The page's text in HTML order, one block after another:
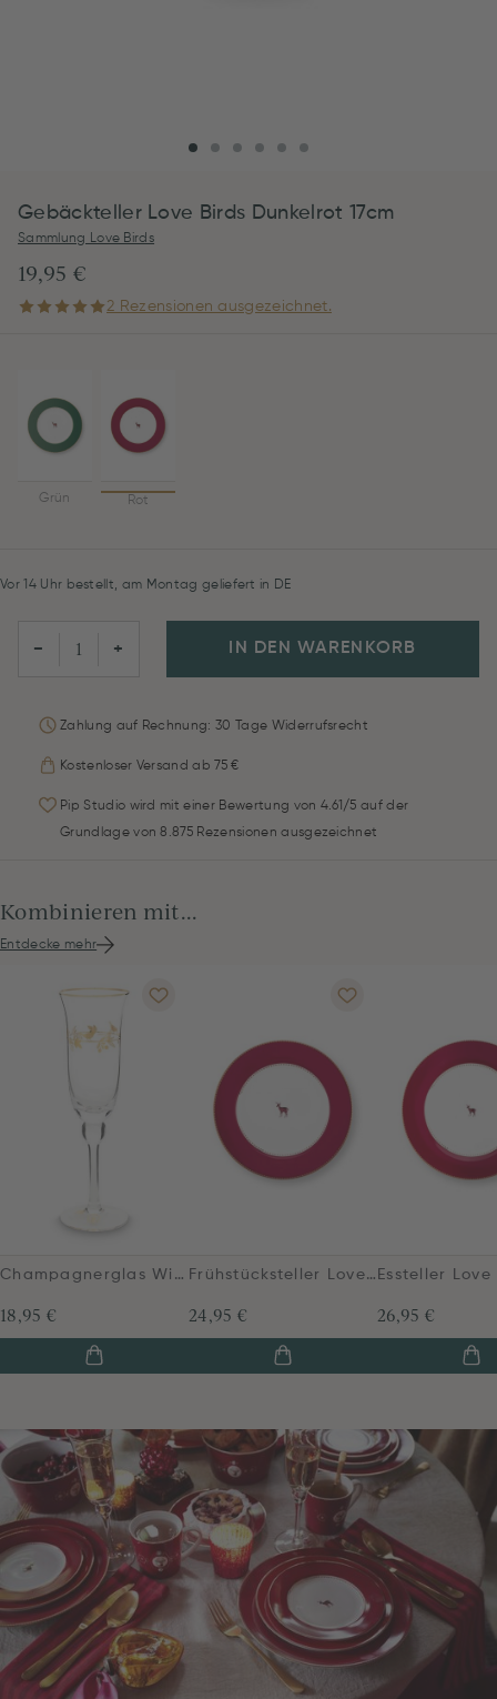
Gebäckteller Love Birds Dunkelrot 17cm
Sammlung Love Birds
19,95 €
2 Rezensionen ausgezeichnet.
Grün Rot
Vor 14 Uhr bestellt, am Montag geliefert in DE
− + IN DEN WARENKORB
Zahlung auf Rechnung: 30 Tage Widerrufsrecht
Kostenloser Versand ab 75 €
Pip Studio wird mit einer Bewertung von 4.61/5 auf der
Grundlage von 8.875 Rezensionen ausgezeichnet
Kombinieren mit...
Entdecke mehr
Champagnerglas Winter Wonderland Gold 260ml
18,95 €
Frühstücksteller Love Birds Dunkelrot 21cm
24,95 € 26,95 €